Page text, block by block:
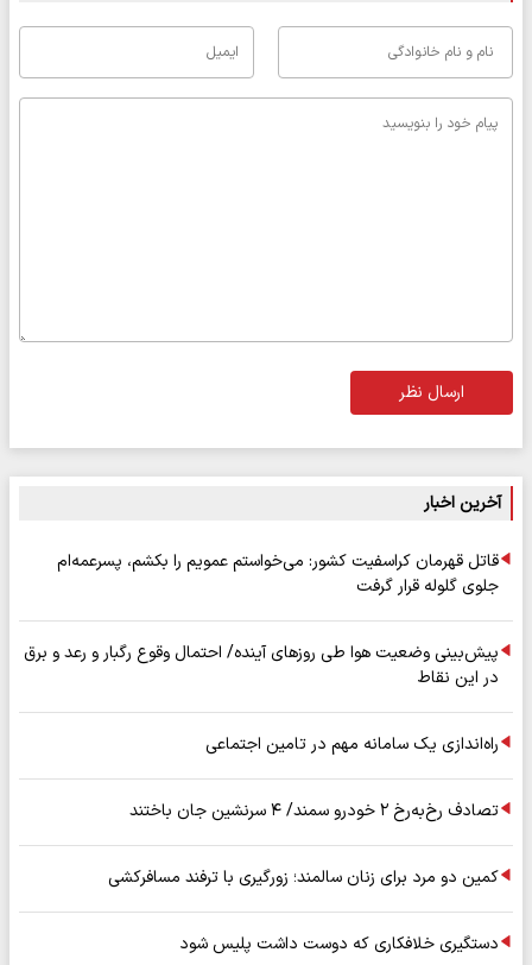
ارسال نظر
آخرین اخبار
قاتل قهرمان کراسفیت کشور: می‌خواستم عمویم را بکشم، پسرعمه‌ام
جلوی گلوله قرار گرفت
پیش‌بینی وضعیت هوا طی روزهای آینده/ احتمال وقوع رگبار و رعد و برق
در این نقاط
راه‌اندازی یک سامانه مهم در تامین اجتماعی
تصادف رخ‌به‌رخ ۲ خودرو سمند/ ۴ سرنشین جان باختند
کمین دو مرد برای زنان سالمند؛ زورگیری با ترفند مسافرکشی
دستگیری خلافکاری که دوست داشت پلیس شود